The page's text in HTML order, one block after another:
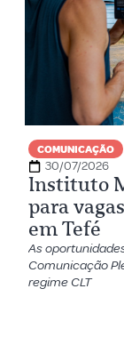
COMUNICAÇÃO
30/07/2026
Instituto
para
em Tefé
As
Comunicação
regime CLT